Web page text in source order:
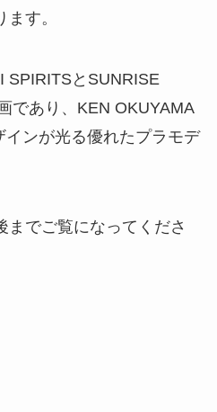
す。
SPIRITSとSUNRISE
であり、KEN OKUYAMA
ンが光る優れたプラモデ
までご覧になってくださ